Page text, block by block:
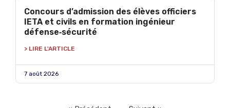
Concours d’admission des élèves officiers
IETA et civils en formation ingénieur
défense‑sécurité
> LIRE L'ARTICLE
7 août 2026